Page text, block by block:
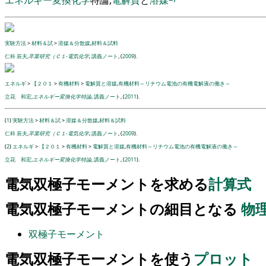
実験方法>材料＆試>溶媒＆分散媒,材料＆試料
仁科 辰夫,卒業研究（Ｃ１-電気化学,講義ノート , (2009).
エネルギ> 【２０１ >有機材料> 電解質と溶媒,有機材料～リチウム電池の有機電解液の働き～
立花 和宏,エネルギー変換化学特論,講義ノート , (2011).
(1)実験方法>材料＆試>溶媒＆分散媒,材料＆試料
仁科 辰夫,卒業研究（Ｃ１-電気化学,講義ノート , (2009).
(2) エネルギ> 【２０１ >有機材料> 電解質と溶媒,有機材料～リチウム電池の有機電解液の働き～
立花 和宏,エネルギー変換化学特論,講義ノート , (2011).
電気双極子モーメントを求める計算式
電気双極子モーメントの細目となる 物
双極子モーメント
電気双極子モーメントを使う プロット